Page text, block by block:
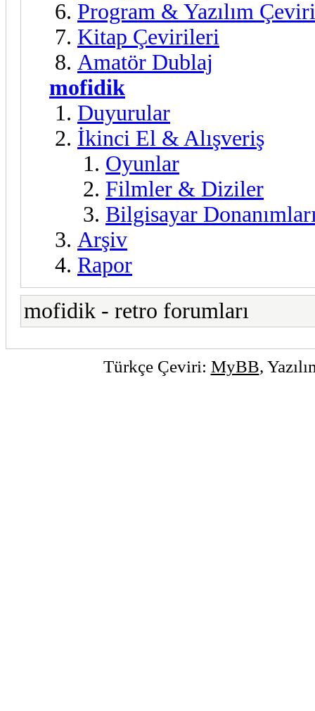
Program & Yazılım
Kitap Çevirileri
Amatör Dublaj
mofidik
Duyurular
İkinci El & Alışveriş
Oyunlar
Filmler & Diziler
Bilgisayar
Arşiv
Rapor
mofidik - retro forumları
Türkçe Çeviri: MyBB,